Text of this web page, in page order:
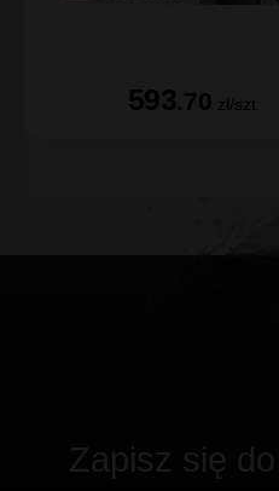
593.70 zł/szt
Zapisz się